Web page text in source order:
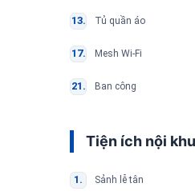
Tủ quần áo
Mesh Wi-Fi
Ban công
Tiện ích nội khu
Sảnh lễ tân